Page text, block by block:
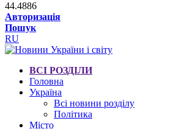
44.4886
Авторизація
Пошук
RU
ВСІ РОЗДІЛИ
Головна
Україна
Всі новини розділу
Політика
Місто